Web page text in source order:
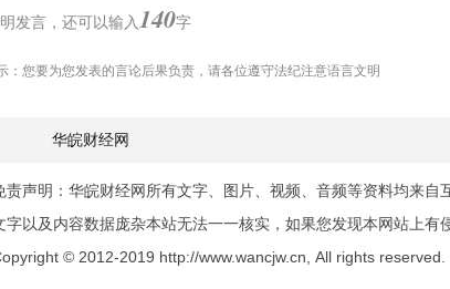
发言， 还可以输入140字
：您要为您发表的言论后果负责，请各位遵守法纪注意语言文明
华皖财经网
责声明：华皖财经网所有文字、图片、视频、音频等资料均来
字以及内容数据庞杂本站无法一一核实，如果您发现本网站上
© 2012-2019 http://www.wancjw.cn, All rights reserved.